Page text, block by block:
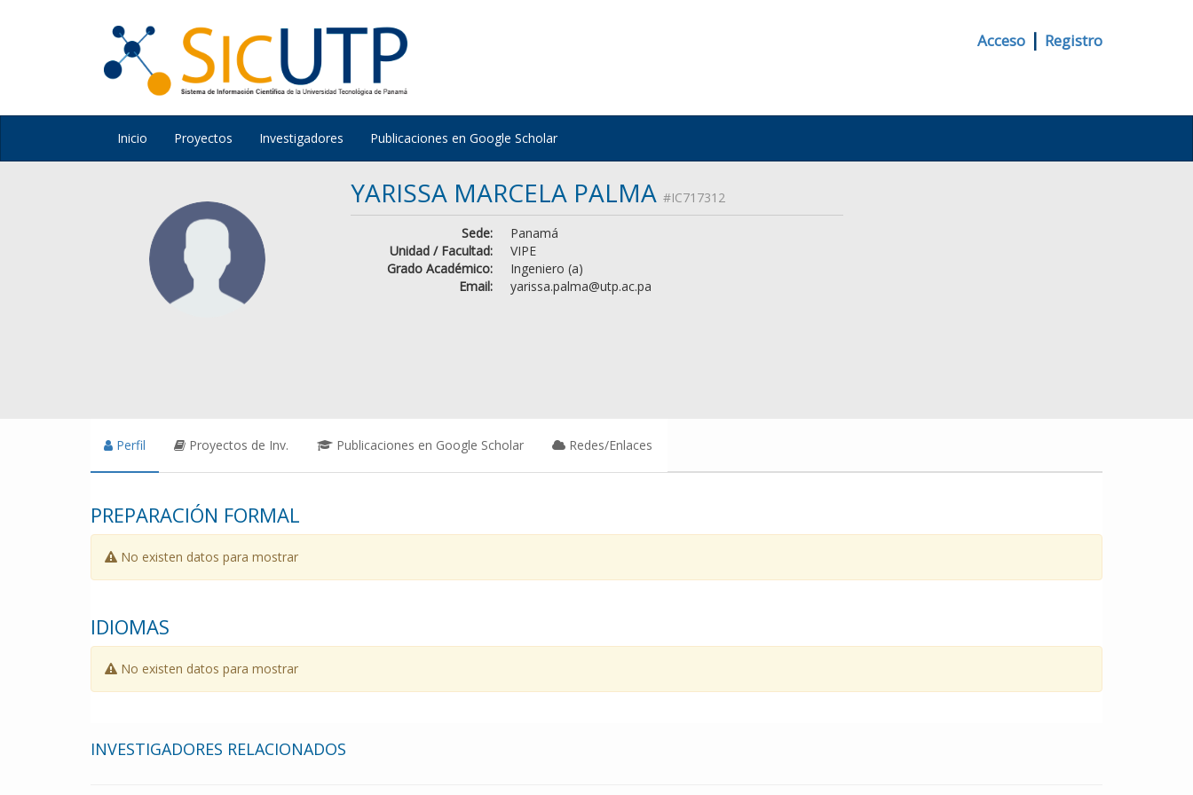
Acceso | Registro
Inicio Proyectos Investigadores Publicaciones en Google Scholar
YARISSA MARCELA PALMA #IC717312
Sede:
Panamá
Unidad / Facultad:
VIPE
Grado Académico:
Ingeniero (a)
Email:
yarissa.palma@utp.ac.pa
Perfil Proyectos de Inv. Publicaciones en Google Scholar Redes/Enlaces
PREPARACIÓN FORMAL
No existen datos para mostrar
IDIOMAS
No existen datos para mostrar
INVESTIGADORES RELACIONADOS